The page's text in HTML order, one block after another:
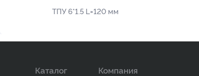
ТПУ 6*1.5 L=120 мм
Каталог Компания